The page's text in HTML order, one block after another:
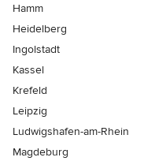
Hamm
Heidelberg
Ingolstadt
Kassel
Krefeld
Leipzig
Ludwigshafen-am-Rhein
Magdeburg